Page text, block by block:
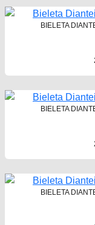
BIELETA
BIELETA
BIELETA